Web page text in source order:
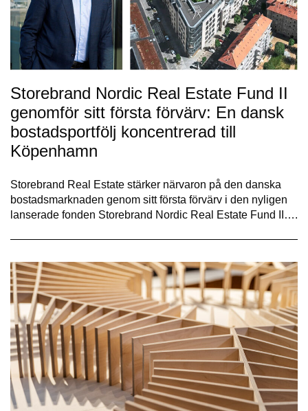
Storebrand Nordic Real Estate Fund II
genomför sitt första förvärv: En dansk
bostadsportfölj koncentrerad till
Köpenhamn
Storebrand Real Estate stärker närvaron på den danska
bostadsmarknaden genom sitt första förvärv i den nyligen
lanserade fonden Storebrand Nordic Real Estate Fund II….